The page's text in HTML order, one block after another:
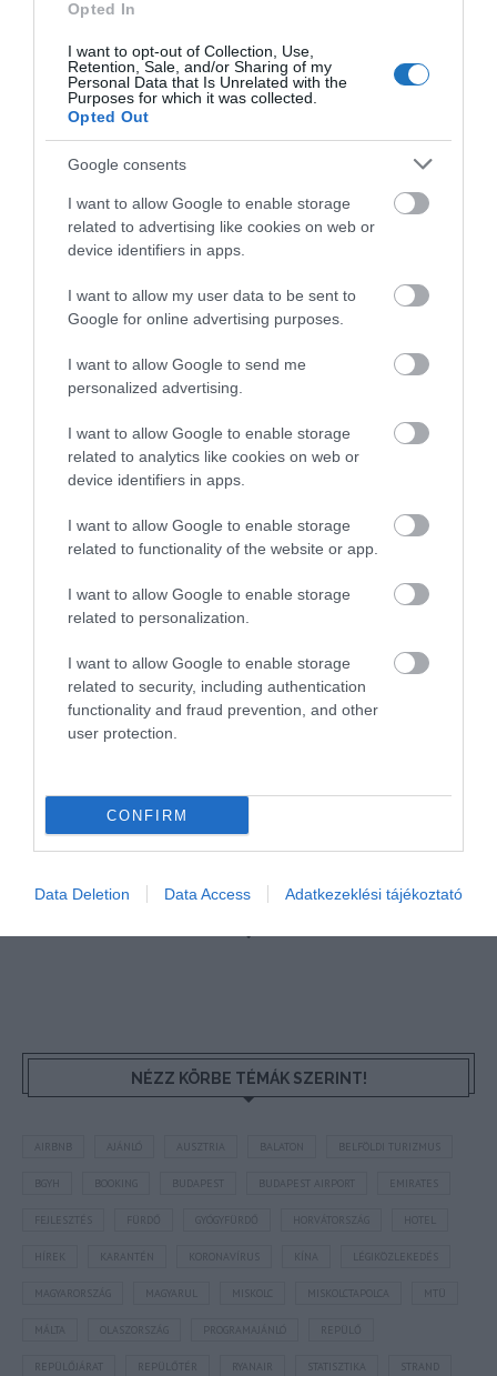
Opted In
I want to opt-out of Collection, Use,
Retention, Sale, and/or Sharing of my
Personal Data that Is Unrelated with the
Purposes for which it was collected.
Opted Out
Google consents
I want to allow Google to enable storage
related to advertising like cookies on web or
device identifiers in apps.
I want to allow my user data to be sent to
Google for online advertising purposes.
I want to allow Google to send me
personalized advertising.
I want to allow Google to enable storage
related to analytics like cookies on web or
device identifiers in apps.
I want to allow Google to enable storage
related to functionality of the website or app.
I want to allow Google to enable storage
related to personalization.
I want to allow Google to enable storage
related to security, including authentication
functionality and fraud prevention, and other
user protection.
CONFIRM
Data Deletion Data Access Adatkezeklési tájékoztató
TOP 10 HALLOWEEN MEDENCE DEKORÁCIÓ
Halloween alkalmából új vendégek érkeznek a
medencék partjára, sőt, a csontvázak a vízben is jól
érzik magukat. Október 31-én este szeretettel
köszöntjük őket és kellemes wellness élményeket
kívánunk nekik!
HETI BÖLCSESSÉG
sújtott gyerek." Jean-Michel Maulpoix
NÉZZ KÖRBE TÉMÁK SZERINT!
AUSZTRIA BALATON BELFÖLDI TURIZMUS
BUDAPEST BUDAPEST AIRPORT EMIRATES
FEJLESZTÉS HORVÁTORSZÁG HOTEL
KARANTÉN LÉGIKÖZLEKEDÉS
MAGYARORSZÁG MISKOLCTAPOLCA MTÜ
MÁLTA OLASZORSZÁG
REPÜLŐJÁRAT REPÜLŐTÉR STATISZTIKA STRAND